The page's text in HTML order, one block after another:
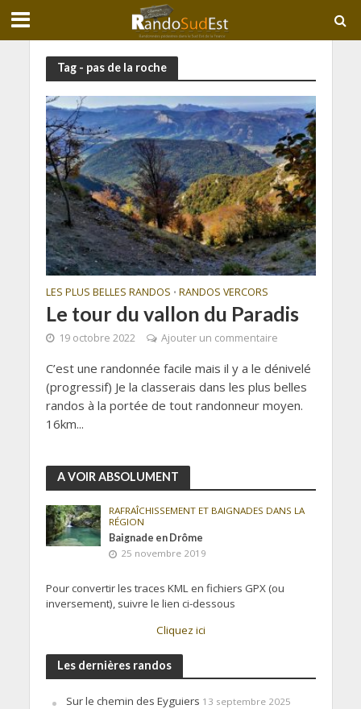
Tag - pas de la roche
LES PLUS BELLES RANDOS • RANDOS VERCORS
Le tour du vallon du Paradis
19 octobre 2022 Ajouter un commentaire
C’est une randonnée facile mais il y a le dénivelé
(progressif) Je la classerais dans les plus belles
randos à la portée de tout randonneur moyen.
16km...
A VOIR ABSOLUMENT
RAFRAÎCHISSEMENT ET BAIGNADES DANS LA
RÉGION
Baignade en Drôme
25 novembre 2019
Pour convertir les traces KML en fichiers GPX (ou
inversement), suivre le lien ci-dessous
Cliquez ici
Les dernières randos
Sur le chemin des Eyguiers 13 septembre 2025